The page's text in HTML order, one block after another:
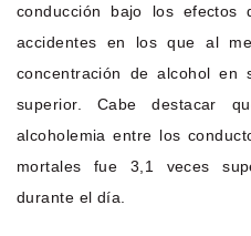
conducción bajo los efectos
accidentes en los que al
concentración de alcohol en
superior. Cabe destacar
alcoholemia entre los
mortales fue 3,1 veces
durante el día.